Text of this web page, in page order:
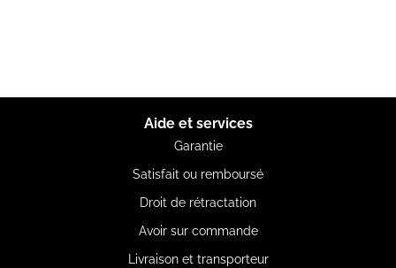
Aide et services
Garantie
Satisfait ou remboursé
Droit de rétractation
Avoir sur commande
Livraison et transporteur